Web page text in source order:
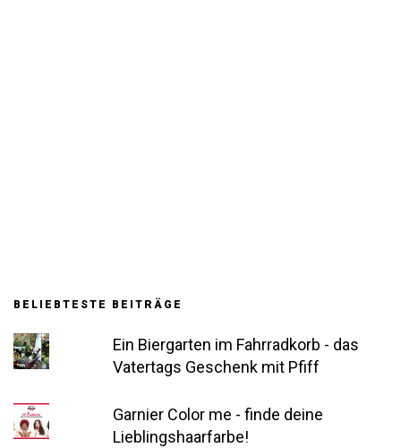
BELIEBTESTE BEITRÄGE
Ein Biergarten im Fahrradkorb - das
Vatertags Geschenk mit Pfiff
Garnier Color me - finde deine
Lieblingshaarfarbe!